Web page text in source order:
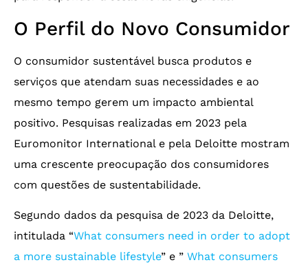
O Perfil do Novo Consumidor
O consumidor sustentável busca produtos e
serviços que atendam suas necessidades e ao
mesmo tempo gerem um impacto ambiental
positivo. Pesquisas realizadas em 2023 pela
Euromonitor International e pela Deloitte mostram
uma crescente preocupação dos consumidores
com questões de sustentabilidade.
Segundo dados da pesquisa de 2023 da Deloitte,
intitulada “What consumers need in order to adopt
a more sustainable lifestyle” e ” What consumers